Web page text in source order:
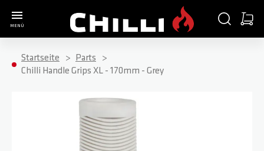
MENÜ
SUCHE
Startseite
Parts
Chilli Handle Grips XL - 170mm - Grey
Zum Ende der Bildgalerie springen